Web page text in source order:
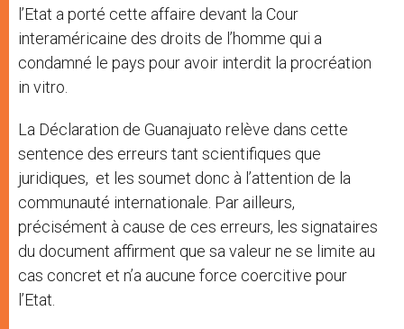
l’Etat a porté cette affaire devant la Cour
interaméricaine des droits de l’homme qui a
condamné le pays pour avoir interdit la procréation
in vitro.
La Déclaration de Guanajuato relève dans cette
sentence des erreurs tant scientifiques que
juridiques, et les soumet donc à l’attention de la
communauté internationale. Par ailleurs,
précisément à cause de ces erreurs, les signataires
du document affirment que sa valeur ne se limite au
cas concret et n’a aucune force coercitive pour
l’Etat.